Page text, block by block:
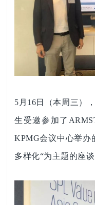
5月16日（本周三）
生受邀参加了
KPMG会议中心举办
多样化“为主题的座